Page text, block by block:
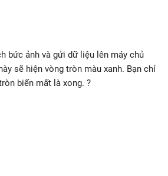
bức ảnh và gửi dữ liệu lên máy chủ
sẽ hiện vòng tròn màu xanh. Bạn chỉ
biến mất là xong. ?